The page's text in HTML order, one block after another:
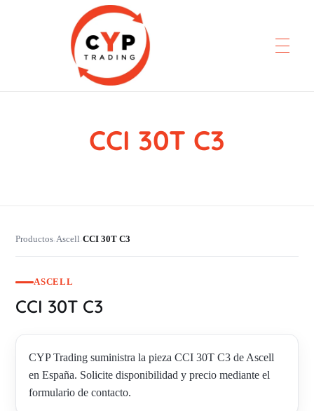
CYP Trading
CCI 30T C3
Productos›Ascell›CCI 30T C3
ASCELL
CCI 30T C3
CYP Trading suministra la pieza CCI 30T C3 de Ascell
en España. Solicite disponibilidad y precio mediante el
formulario de contacto.